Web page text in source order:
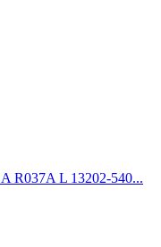
R037A L 13202-540...